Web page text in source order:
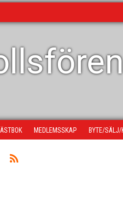
MEDLEMSSKAP BYTE/SÄLJ/